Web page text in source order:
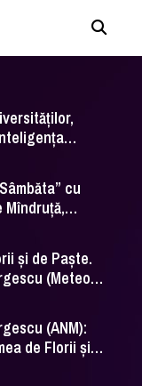
soluție
cu
și de Paște.
(Meteo
prognoza
(ANM):
de Florii și